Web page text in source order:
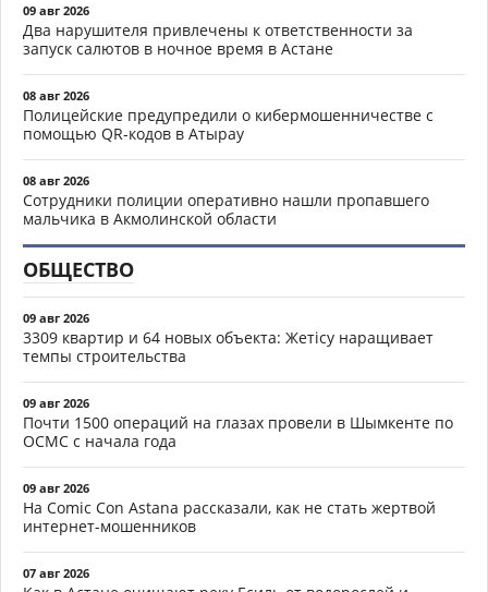
09 авг 2026
Два нарушителя привлечены к ответственности за
запуск салютов в ночное время в Астане
08 авг 2026
Полицейские предупредили о кибермошенничестве с
помощью QR-кодов в Атырау
08 авг 2026
Сотрудники полиции оперативно нашли пропавшего
мальчика в Акмолинской области
ОБЩЕСТВО
09 авг 2026
3309 квартир и 64 новых объекта: Жетісу наращивает
темпы строительства
09 авг 2026
Почти 1500 операций на глазах провели в Шымкенте по
ОСМС с начала года
09 авг 2026
На Comic Con Astana рассказали, как не стать жертвой
интернет-мошенников
07 авг 2026